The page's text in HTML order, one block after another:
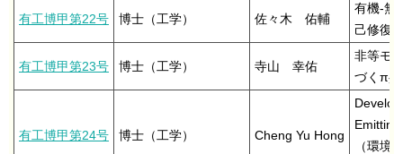
有工博甲第22号 博士（工学） 佐々木 佑輔
有機-無
己修復
有工博甲第23号 博士（工学） 寺山 幸佑
非等モ
づくπ共
有工博甲第24号 博士（工学） Cheng Yu Hong
（環境